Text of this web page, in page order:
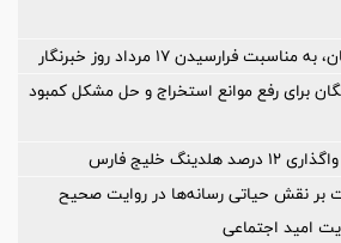
فرارسیدن ۱۷ مرداد روز خبرنگار
برای رفع موانع استخراج و حل مشکل کمبود
خلیج فارس
بر نقش حیاتی رسانه‌ها در روایت صحیح
امید اجتماعی